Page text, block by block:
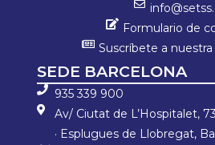
Formulario de
Suscríbete a
SEDE BARCELONA
935 339 900
Av/ Ciutat de L’Hospitalet,
· Esplugues de Llobregat,